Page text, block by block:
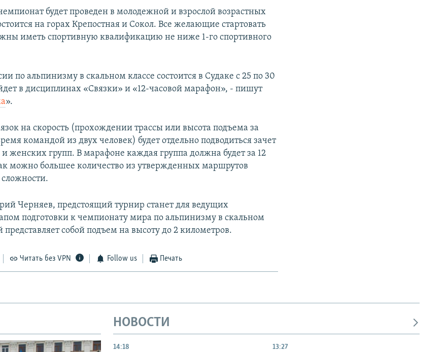
будет проведен в молодежной и взрослой возрастных
на горах Крепостная и Сокол. Все желающие стартовать
иметь спортивную квалификацию не ниже 1-го спортивного
по альпинизму в скальном классе состоится в Судаке с 25 по 30
в дисциплинах «Связки» и «12-часовой марафон», - пишут
».
на скорость (прохождении трассы или высота подъема за
командой из двух человек) будет отдельно подводиться зачет
женских групп. В марафоне каждая группа должна будет за 12
можно большее количество из утвержденных маршрутов
сложности.
Черняев, предстоящий турнир станет для ведущих
подготовки к чемпионату мира по альпинизму в скальном
представляет собой подъем на высоту до 2 километров.
Читать без VPN Follow us Печать
НОВОСТИ
14:18 13:27